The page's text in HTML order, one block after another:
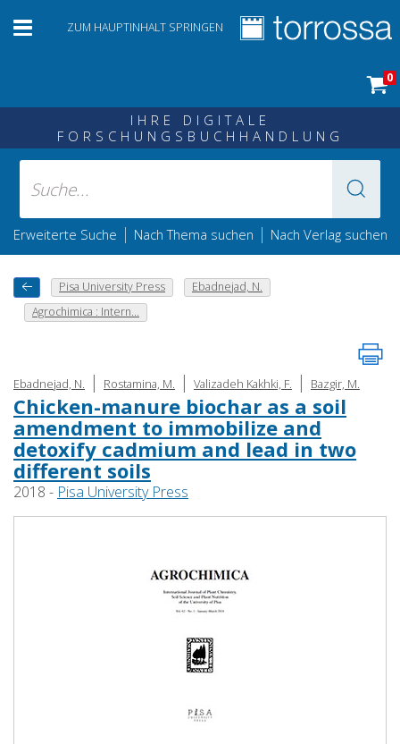
ZUM HAUPTINHALT SPRINGEN
0
IHRE DIGITALE
FORSCHUNGSBUCHHANDLUNG
Erweiterte Suche | Nach Thema suchen | Nach Verlag suchen
Pisa University Press
Ebadnejad, N.
Agrochimica : Intern...
Ebadnejad, N. | Rostamina, M. | Valizadeh Kakhki, F. | Bazgir, M.
Chicken-manure biochar as a soil
amendment to immobilize and
detoxify cadmium and lead in two
different soils
2018 - Pisa University Press